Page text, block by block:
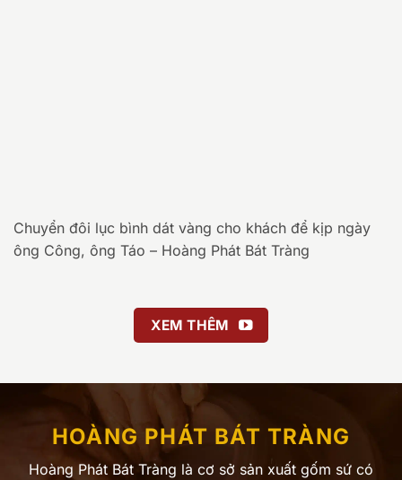
Chuyển đôi lục bình dát vàng cho khách để kịp ngày
ông Công, ông Táo – Hoàng Phát Bát Tràng
XEM THÊM
HOÀNG PHÁT BÁT TRÀNG
Hoàng Phát Bát Tràng là cơ sở sản xuất gốm sứ có